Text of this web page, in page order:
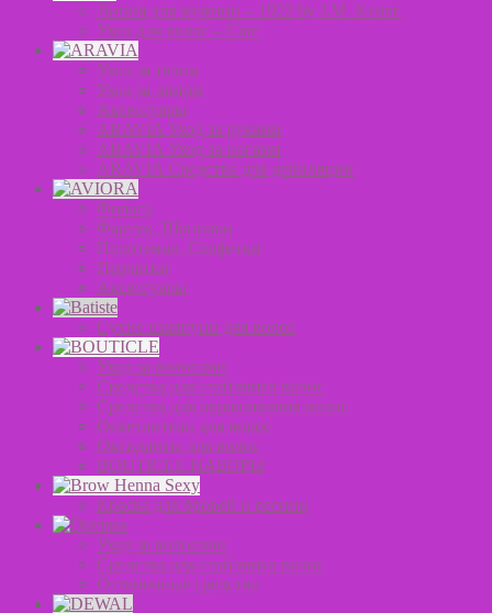
Линия для мужчин – 1922 by J.M. Keune
Уход для волос – Сare
Уход за телом
Уход за лицом
Аксессуары
ARAVIA Уход за руками
ARAVIA Уход за ногами
ARAVIA Средства для депиляции
Фольга
Фартук, Шапочки
Полотенца, Салфетки
Перчатки
Аксессуары
Сухие шампуни для волос
Уход за волосами
Средства для стайлинга волос
Средства для окрашивания волос
Осветлители для волос
Оксиданты для волос
BOUTICLE НАБОРЫ
Краска для бровей и ресниц
Уход за волосами
Средства для стайлинга волос
Оттеночные средства